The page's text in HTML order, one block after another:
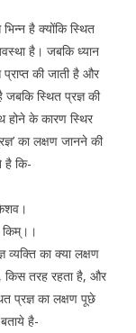
है क्योंकि स्थित
है। जबकि ध्यान
की जाती है और
जबकि स्थित प्रज्ञ की
होने के कारण स्थिर
का लक्षण जानने की
है कि-
किम्।।
व्यक्ति का क्या लक्षण
किस तरह रहता है, और
प्रज्ञ का लक्षण पूछे
है-